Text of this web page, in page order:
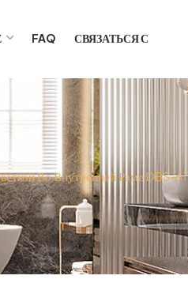
FAQ СВЯЗАТЬСЯ С
Во Внутренней Раме DBS-61